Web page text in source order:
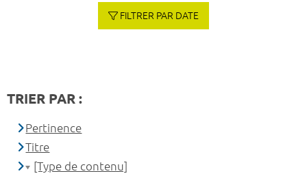
FILTRER PAR DATE
TRIER PAR :
Pertinence
Titre
[Type de contenu]